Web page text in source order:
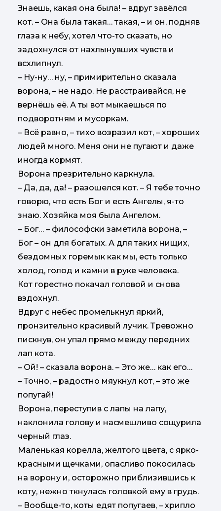
Знаешь, какая она была! – вдруг завёлся
кот. – Она была такая… такая, – и он, подняв
глаза к небу, хотел что-то сказать, но
задохнулся от нахлынувших чувств и
всхлипнул.
– Ну-ну… ну, – примирительно сказала
ворона, – не надо. Не расстраивайся, не
вернёшь её. А ты вот мыкаешься по
подворотням и мусоркам.
– Всё равно, – тихо возразил кот, – хороших
людей много. Меня они не пугают и даже
иногда кормят.
Ворона презрительно каркнула.
– Да, да, да! – разошелся кот. – Я тебе точно
говорю, что есть Бог и есть Ангелы, я-то
знаю. Хозяйка моя была Ангелом.
– Бог… – философски заметила ворона, –
Бог – он для богатых. А для таких нищих,
бездомных горемык как мы, есть только
холод, голод и камни в руке человека.
Кот горестно покачал головой и снова
вздохнул.
Вдруг с небес промелькнул яркий,
пронзительно красивый лучик. Тревожно
пискнув, он упал прямо между передних
лап кота.
– Ой! – сказала ворона. – Это же… как его…
– Точно, – радостно мяукнул кот, – это же
попугай!
Ворона, переступив с лапы на лапу,
наклонила голову и насмешливо сощурила
черный глаз.
Маленькая корелла, желтого цвета, с ярко-
красными щечками, опасливо покосилась
на ворону и, осторожно приблизившись к
коту, нежно ткнулась головкой ему в грудь.
– Вообще-то, коты едят попугаев, – хрипло